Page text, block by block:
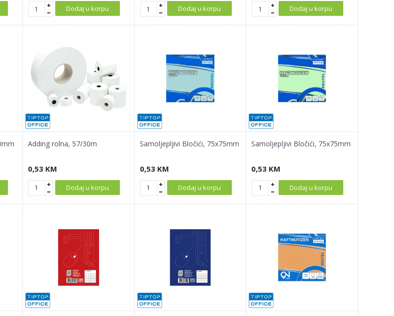
Dodaj u korpu Dodaj u korpu Dodaj u korpu
Adding rolna, 57/30m
0,53 KM
Dodaj u korpu
Samoljepljivi Bločići, 75x75mm
0,53 KM
Dodaj u korpu
Samoljepljivi Bločići, 75x75mm
0,53 KM
Dodaj u korpu